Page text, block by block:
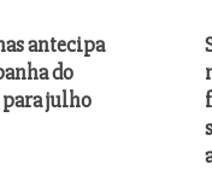
antecipa
do
julho